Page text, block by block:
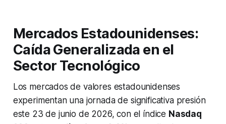
Mercados Estadounidenses:
Caída Generalizada en el
Sector Tecnológico
Los mercados de valores estadounidenses
experimentan una jornada de significativa presión
este 23 de junio de 2026, con el índice Nasdaq